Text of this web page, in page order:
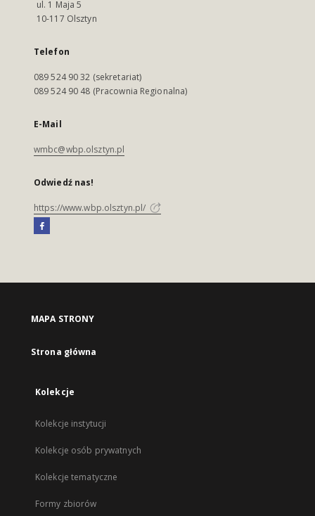
ul. 1 Maja 5
10-117 Olsztyn
Telefon
089 524 90 32 (sekretariat)
089 524 90 48 (Pracownia Regionalna)
E-Mail
wmbc@wbp.olsztyn.pl
Odwiedź nas!
https://www.wbp.olsztyn.pl/
MAPA STRONY
Strona główna
Kolekcje
Kolekcje instytucji
Kolekcje osób prywatnych
Kolekcje tematyczne
Formy zbiorów